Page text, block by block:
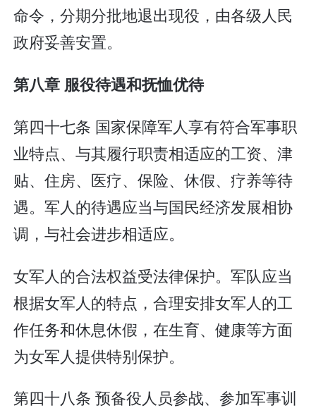
命令，分期分批地退出现役，由各级人民
政府妥善安置。
第八章 服役待遇和抚恤优待
第四十七条 国家保障军人享有符合军事职
业特点、与其履行职责相适应的工资、津
贴、住房、医疗、保险、休假、疗养等待
遇。军人的待遇应当与国民经济发展相协
调，与社会进步相适应。
女军人的合法权益受法律保护。军队应当
根据女军人的特点，合理安排女军人的工
作任务和休息休假，在生育、健康等方面
为女军人提供特别保护。
第四十八条 预备役人员参战、参加军事训